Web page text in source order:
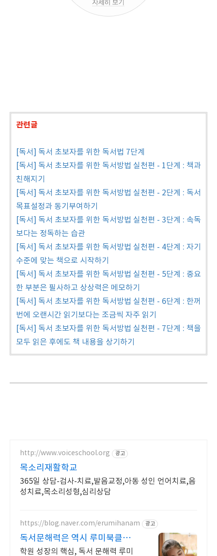
관련글
[독서] 독서 초보자를 위한 독서법 7단계
[독서] 독서 초보자를 위한 독서방법 실천편 - 1단계 : 책과
친해지기
[독서] 독서 초보자를 위한 독서방법 실천편 - 2단계 : 독서
목표설정과 동기부여하기
[독서] 독서 초보자를 위한 독서방법 실천편 - 3단계 : 속독
보다는 정독하는 습관
[독서] 독서 초보자를 위한 독서방법 실천편 - 4단계 : 자기
수준에 맞는 책으로 시작하기
[독서] 독서 초보자를 위한 독서방법 실천편 - 5단계 : 중요
한 부분은 필사하고 상상력은 메모하기
[독서] 독서 초보자를 위한 독서방법 실천편 - 6단계 : 한꺼
번에 오랜시간 읽기보다는 조금씩 자주 읽기
[독서] 독서 초보자를 위한 독서방법 실천편 - 7단계 : 책을
모두 읽은 후에도 책 내용을 상기하기
http://www.voiceschool.org 광고
목소리재활학교
365일 상담-검사-치료,발음교정,아동 성인 언어치료,음
성치료,목소리성형,심리상담
https://blog.naver.com/erumihanam 광고
독서문해력은 역시 루미북클럽
교육사업의 기초 경쟁력
학원 성장의 핵심, 독서 문해력 루미